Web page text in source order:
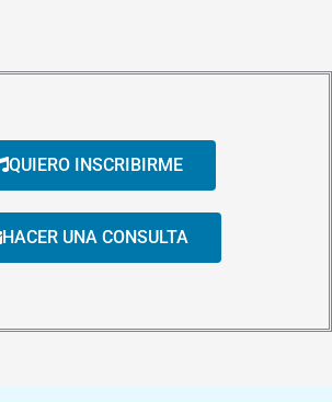
QUIERO INSCRIBIRME
HACER UNA CONSULTA